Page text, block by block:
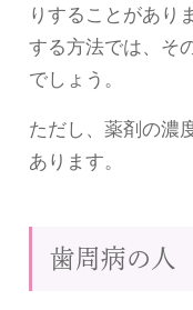
りすることがあり
する方法では、そ
でしょう。
ただし、薬剤の濃
あります。
歯周病の人